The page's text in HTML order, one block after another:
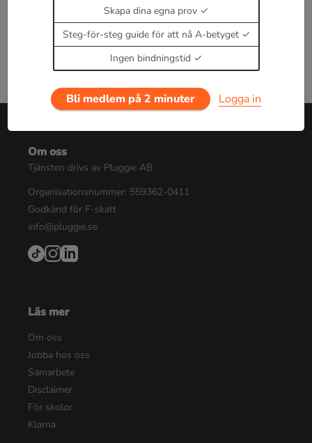
Skapa dina egna prov
Steg-för-steg guide för att nå A-betyget
Ingen bindningstid
Bli medlem på 2 minuter Logga in
Om oss
Tjänsten drivs av Pluggie AB
Organisationsnummer: 559362-0411
Godkänd för F-skatt
info@pluggie.se
Läs mer
Om oss
Jobba hos oss
Samarbete
Disclaimer
För skolor
Klarna